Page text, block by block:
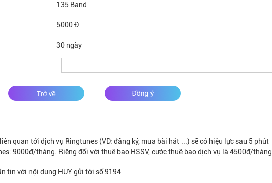
135 Band
5000 Đ
30 ngày
quan tới dịch vụ Ringtunes (VD: đăng ký, mua bài hát ...) sẽ có hiệu lực sau 5 phút
9000đ/tháng. Riêng đối với thuê bao HSSV, cước thuê bao dịch vụ là 4500đ/tháng
tin với nội dung HUY gửi tới số 9194